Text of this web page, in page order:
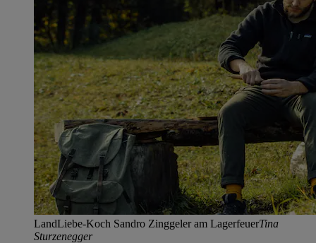
LandLiebe-Koch Sandro Zinggeler am LagerfeuerTina
Sturzenegger